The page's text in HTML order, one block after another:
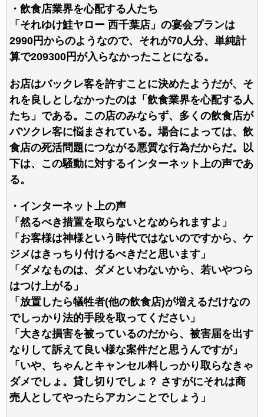
・飲食店業界を心配する人たち
「それゆけ鮭ヤロー 西千葉店」の宴会プランは
2990円からのようなので、それが70人分、単純計
算で209300円が入らなかったことになる。
お店はバックレ客を許すことに決めたようだが、そ
れを良しとしなかったのは「飲食業界を心配する人
たち」である。この店のみならず、多くの飲食店が
バツクレ客に悩まされている。場合によっては、飲
食店の死活問題につながる悪質な行為だからだ。以
下は、この騒動に対するインターネット上の声であ
る。
・インターネット上の声
「然るべき措置を取らないとなめられますよ」
「お客様は神様という時代ではないのですから、ケ
ジメはきっちり付けるべきだと思います」
「ダメなものは、ダメといわないから、若いやつら
はつけ上がる」
「放置したら犠牲者(他の飲食店)が増えるだけなの
でしっかり法的手段を取ってください」
「大きな損害を被っているのだから、被害届を出す
なりして訴えて良い様な案件だと思うんですが」
「いや、ちゃんとキャンセル料しっかり取らなきゃ
ダメでしょ。貸し切りでしょ？ さすがにそれは商
売人としてやったらアカンことでしょう」